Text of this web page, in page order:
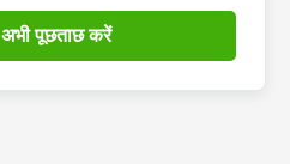
अभी पूछताछ करें